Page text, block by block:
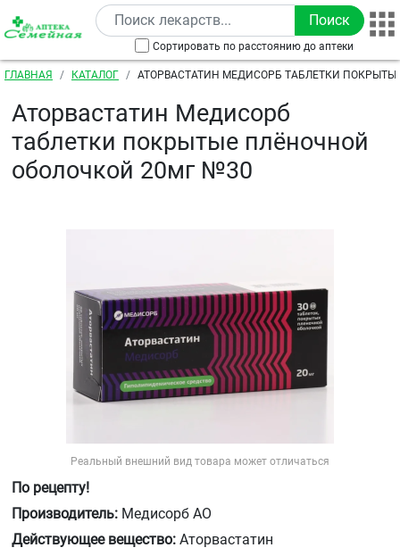
Перейти к основному содержанию
Сортировать по расстоянию до аптеки
Строка навигации
ГЛАВНАЯ КАТАЛОГ
АТОРВАСТАТИН МЕДИСОРБ ТАБЛЕТКИ
Аторвастатин Медисорб
таблетки покрытые плёночной
оболочкой 20мг №30
Реальный внешний вид товара может отличаться
По рецепту!
Производитель: Медисорб АО
Действующее вещество: Аторвастатин